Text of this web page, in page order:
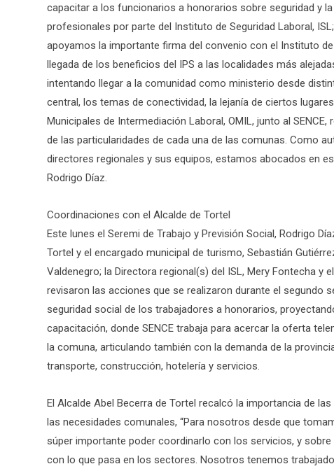
capacitar a los funcionarios a honorarios sobre seguridad y
profesionales por parte del Instituto de Seguridad Laboral,
apoyamos la importante firma del convenio con el Instituto
llegada de los beneficios del IPS a las localidades más
intentando llegar a la comunidad como ministerio desde
central, los temas de conectividad, la lejanía de ciertos
Municipales de Intermediación Laboral, OMIL, junto al
de las particularidades de cada una de las comunas. Como
directores regionales y sus equipos, estamos abocados en
Rodrigo Díaz.
Coordinaciones con el Alcalde de Tortel
Este lunes el Seremi de Trabajo y Previsión Social, Rodrigo
Tortel y el encargado municipal de turismo, Sebastián
Valdenegro; la Directora regional(s) del ISL, Mery Fontecha y
revisaron las acciones que se realizaron durante el
seguridad social de los trabajadores a honorarios,
capacitación, donde SENCE trabaja para acercar la oferta
la comuna, articulando también con la demanda de la
transporte, construcción, hotelería y servicios.
El Alcalde Abel Becerra de Tortel recalcó la importancia de
las necesidades comunales, “Para nosotros desde que
súper importante poder coordinarlo con los servicios, y
con lo que pasa en los sectores. Nosotros tenemos